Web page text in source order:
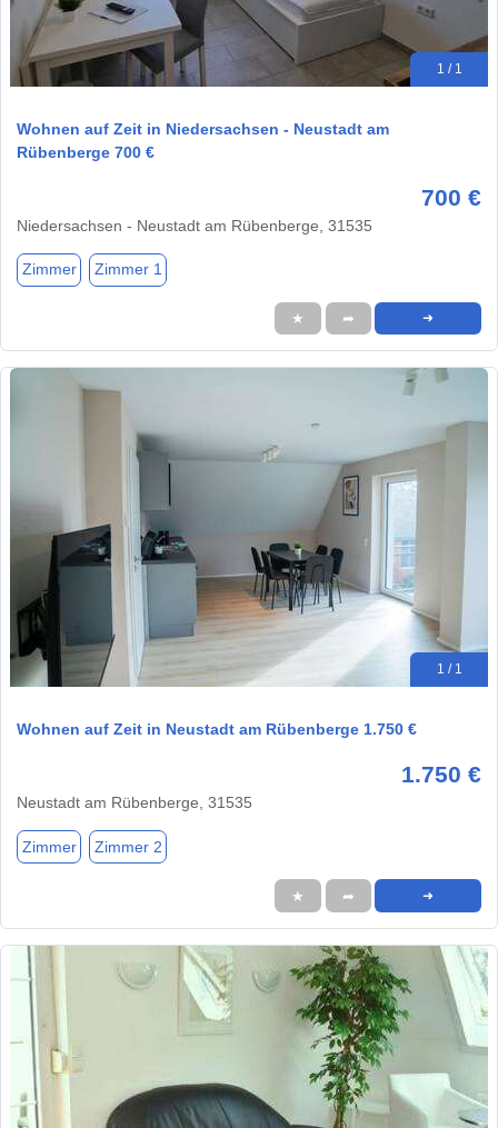
1 / 1
Wohnen auf Zeit in Niedersachsen - Neustadt am
Rübenberge 700 €
700 €
Niedersachsen - Neustadt am Rübenberge, 31535
Zimmer Zimmer 1
★ ➦ ➜
1 / 1
Wohnen auf Zeit in Neustadt am Rübenberge 1.750 €
1.750 €
Neustadt am Rübenberge, 31535
Zimmer Zimmer 2
★ ➦ ➜